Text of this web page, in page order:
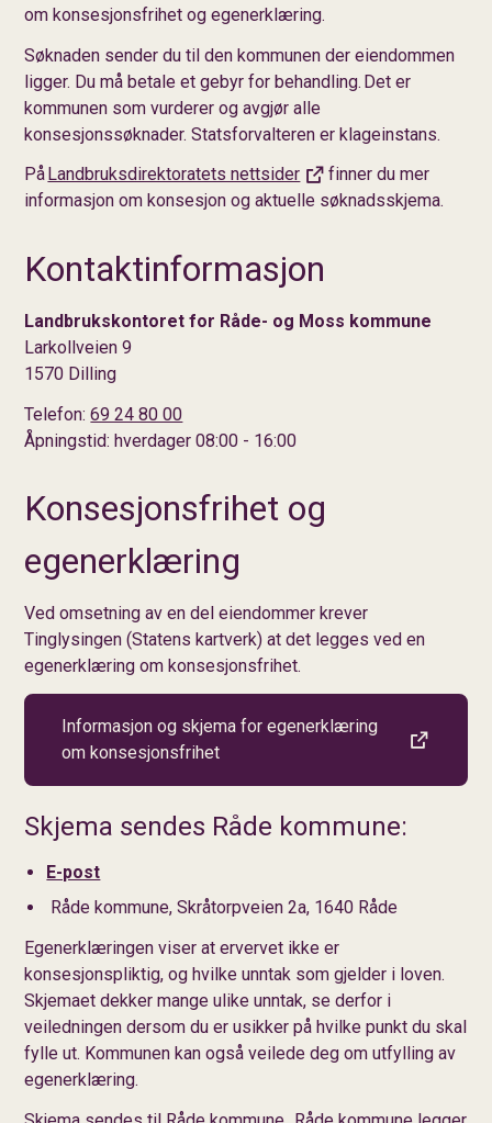
om konsesjonsfrihet og egenerklæring.
Søknaden sender du til den kommunen der eiendommen
ligger. Du må betale et gebyr for behandling. Det er
kommunen som vurderer og avgjør alle
konsesjonssøknader. Statsforvalteren er klageinstans.
På Landbruksdirektoratets nettsider
finner du mer
informasjon om konsesjon og aktuelle søknadsskjema.
Kontaktinformasjon
Landbrukskontoret for Råde- og Moss kommune
Larkollveien 9
1570 Dilling
Telefon:69 24 80 00
Åpningstid: hverdager 08:00 - 16:00
Konsesjonsfrihet og
egenerklæring
Ved omsetning av en del eiendommer krever
Tinglysingen (Statens kartverk) at det legges ved en
egenerklæring om konsesjonsfrihet.
Informasjon og skjema for egenerklæring
om konsesjonsfrihet
Skjema sendes Råde kommune:
E-post
Råde kommune, Skråtorpveien 2a, 1640 Råde
Egenerklæringen viser at ervervet ikke er
konsesjonspliktig, og hvilke unntak som gjelder i loven.
Skjemaet dekker mange ulike unntak, se derfor i
veiledningen dersom du er usikker på hvilke punkt du skal
fylle ut. Kommunen kan også veilede deg om utfylling av
egenerklæring.